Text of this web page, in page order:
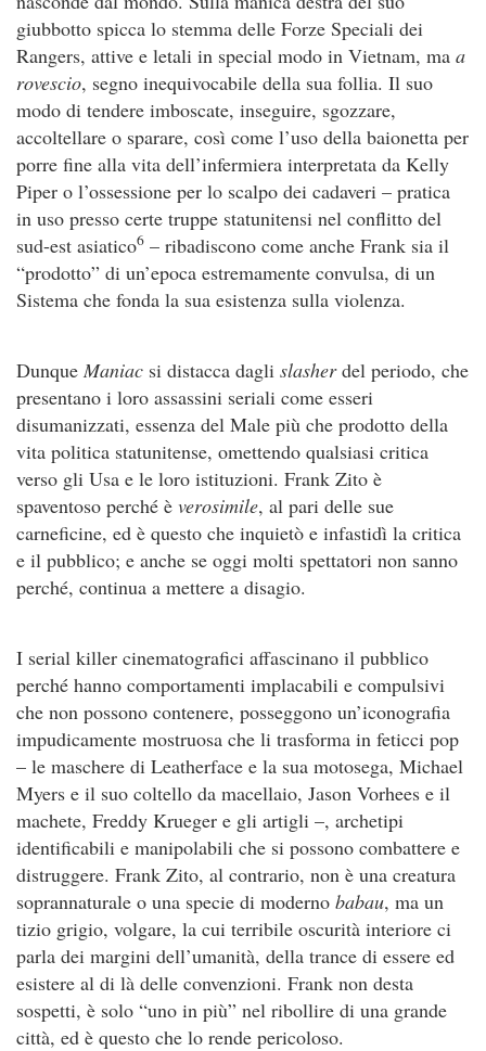
giubbotto spicca lo stemma delle Forze Speciali dei
Rangers, attive e letali in special modo in Vietnam, ma a
rovescio, segno inequivocabile della sua follia. Il suo
modo di tendere imboscate, inseguire, sgozzare,
accoltellare o sparare, così come l’uso della baionetta per
porre fine alla vita dell’infermiera interpretata da Kelly
Piper o l’ossessione per lo scalpo dei cadaveri – pratica
in uso presso certe truppe statunitensi nel conflitto del
sud-est asiatico6 – ribadiscono come anche Frank sia il
“prodotto” di un’epoca estremamente convulsa, di un
Sistema che fonda la sua esistenza sulla violenza.
Dunque Maniac si distacca dagli slasherdel periodo, che
presentano i loro assassini seriali come esseri
disumanizzati, essenza del Male più che prodotto della
vita politica statunitense, omettendo qualsiasi critica
verso gli Usa e le loro istituzioni. Frank Zito è
spaventoso perché è verosimile, al pari delle sue
carneficine, ed è questo che inquietò e infastidì la critica
e il pubblico; e anche se oggi molti spettatori non sanno
perché, continua a mettere a disagio.
I serial killer cinematografici affascinano il pubblico
perché hanno comportamenti implacabili e compulsivi
che non possono contenere, posseggono un’iconografia
impudicamente mostruosa che li trasforma in feticci pop
– le maschere di Leatherface e la sua motosega, Michael
Myers e il suo coltello da macellaio, Jason Vorhees e il
machete, Freddy Krueger e gli artigli –, archetipi
identificabili e manipolabili che si possono combattere e
distruggere. Frank Zito, al contrario, non è una creatura
soprannaturale o una specie di moderno babau, ma un
tizio grigio, volgare, la cui terribile oscurità interiore ci
parla dei margini dell’umanità, della trance di essere ed
esistere al di là delle convenzioni. Frank non desta
sospetti, è solo “uno in più” nel ribollire di una grande
città, ed è questo che lo rende pericoloso.